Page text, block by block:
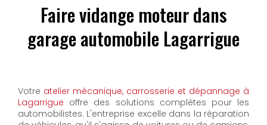
Faire vidange moteur dans
garage automobile Lagarrigue
Votre atelier mécanique, carrosserie et dépannage à
Lagarrigue offre des solutions complètes pour les
automobilistes. L'entreprise excelle dans la réparation